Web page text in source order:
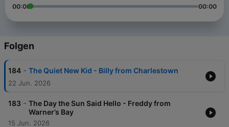
00:00 00:00
Folgen
184 - The Quiet New Kid - Billy from Charlestown
22 Jun. 2026
183 - The Day the Sun Said Hello - Freddy from
Warner’s Bay
15 Jun. 2026